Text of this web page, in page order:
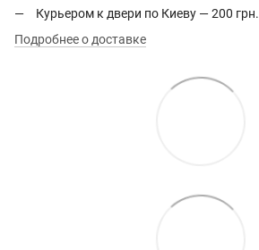
Курьером к двери по Киеву — 200 грн.
Подробнее о доставке